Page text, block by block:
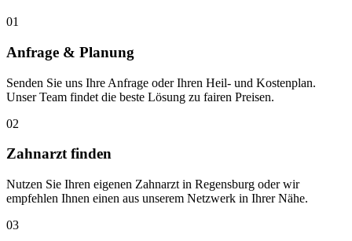
01
Anfrage & Planung
Senden Sie uns Ihre Anfrage oder Ihren Heil- und Kostenplan.
Unser Team findet die beste Lösung zu fairen Preisen.
02
Zahnarzt finden
Nutzen Sie Ihren eigenen Zahnarzt in Regensburg oder wir
empfehlen Ihnen einen aus unserem Netzwerk in Ihrer Nähe.
03